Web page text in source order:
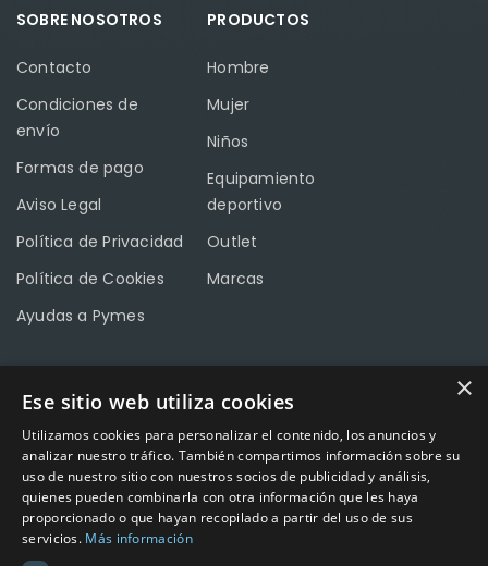
SOBRE NOSOTROS
Contacto
Condiciones de
envío
Formas de pago
Aviso Legal
Política de Privacidad
Política de Cookies
Ayudas a Pymes
PRODUCTOS
Hombre
Mujer
Niños
Equipamiento
deportivo
Outlet
Marcas
CONTACTO
Calle Méndez Núñez nº3 – Fuente Palmera 14120 Córdoba
Teléfono957 04 96 57
Emailinfo@factory-sport.es
×
Ese sitio web utiliza cookies
Utilizamos cookies para personalizar el contenido, los anuncios y
analizar nuestro tráfico. También compartimos información sobre su
uso de nuestro sitio con nuestros socios de publicidad y análisis,
quienes pueden combinarla con otra información que les haya
proporcionado o que hayan recopilado a partir del uso de sus
servicios. Más información